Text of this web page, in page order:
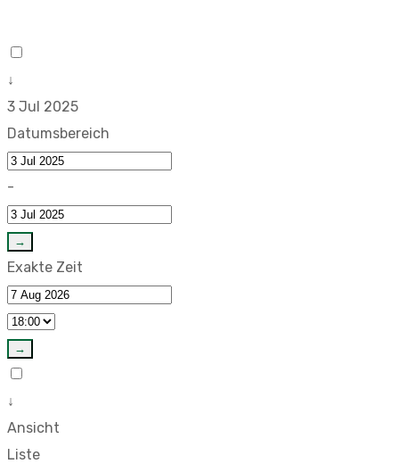
↓
3 Jul 2025
Datumsbereich
-
→
Exakte Zeit
→
↓
Ansicht
Liste